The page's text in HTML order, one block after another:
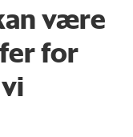
være
for